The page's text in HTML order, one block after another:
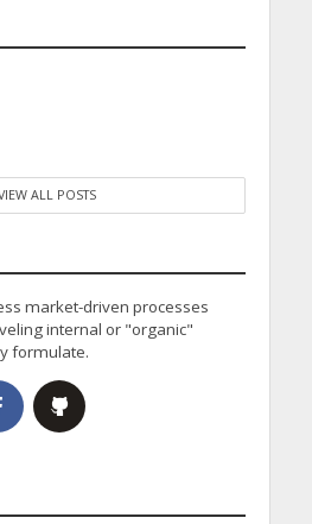
ALL POSTS
market-driven processes
internal or "organic"
formulate.